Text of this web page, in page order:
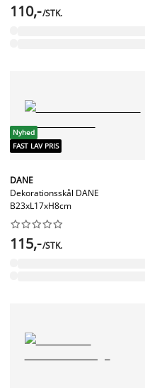
110,-/STK.
Nyhed
FAST LAV PRIS
DANE
Dekorationsskål DANE
B23xL17xH8cm






115,-/STK.